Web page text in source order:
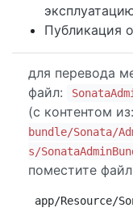
Публикация
для перевода
файл:
(с контентом из:
bundle/Sonata/
s/
поместите
app/Resource/